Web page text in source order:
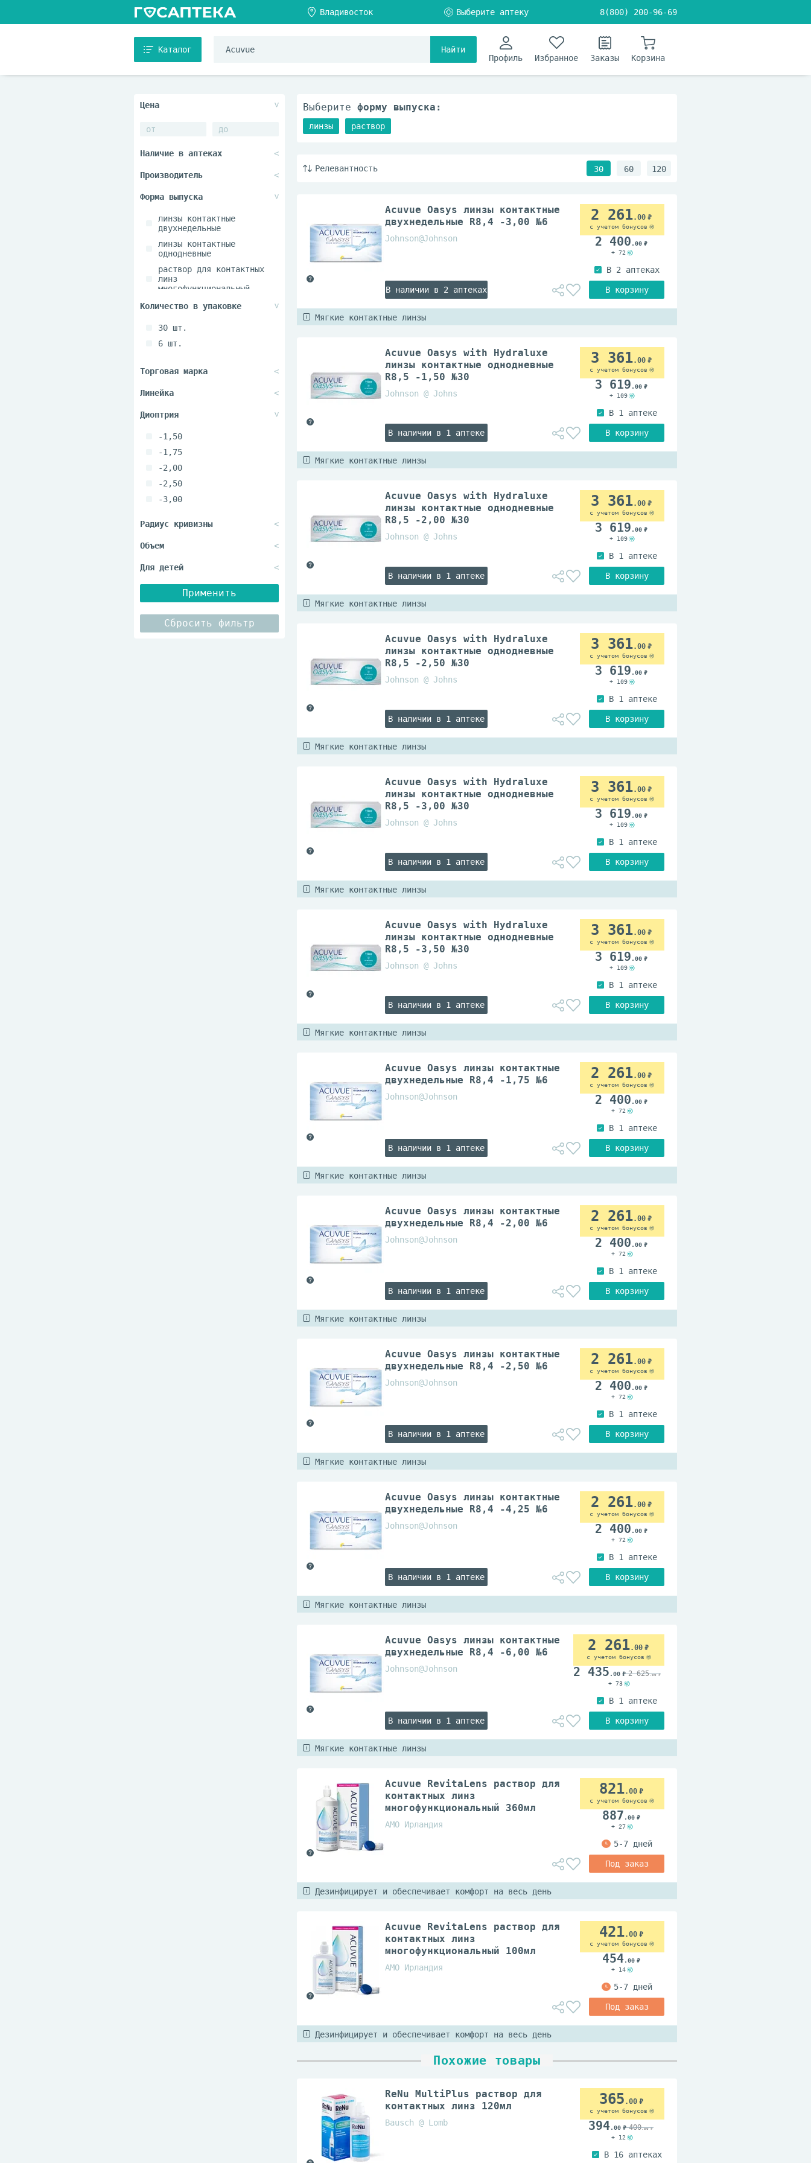
8(800) 200-96-69
Каталог
Найти
Профиль
Избранное Заказы Корзина
линзы контактные
двухнедельные
линзы контактные
однодневные
раствор для контактных
линз
многофункциональный
30 шт.
6 шт.
-1,50
-1,75
-2,00
-2,50
-3,00
-4,25
-6,00
Применить
Сбросить фильтр
Выберите форму выпуска:
линзы раствор
Релевантность 30 60 120
Acuvue Oasys линзы контактные
двухнедельные R8,4 -3,00 №6
Johnson@Johnson
В наличии в 2 аптеках
2 261.00
с учетом бонусов
2 400 .00
+ 72
Мягкие контактные линзы
Acuvue Oasys with Hydraluxe
линзы контактные однодневные
R8,5 -1,50 №30
Johnson @ Johns
В наличии в 1 аптеке
3 361.00
с учетом бонусов
3 619 .00
+ 109
Мягкие контактные линзы
Acuvue Oasys with Hydraluxe
линзы контактные однодневные
R8,5 -2,00 №30
Johnson @ Johns
В наличии в 1 аптеке
3 361.00
с учетом бонусов
3 619 .00
+ 109
Мягкие контактные линзы
Acuvue Oasys with Hydraluxe
линзы контактные однодневные
R8,5 -2,50 №30
Johnson @ Johns
В наличии в 1 аптеке
3 361.00
с учетом бонусов
3 619 .00
+ 109
Мягкие контактные линзы
Acuvue Oasys with Hydraluxe
линзы контактные однодневные
R8,5 -3,00 №30
Johnson @ Johns
В наличии в 1 аптеке
3 361.00
с учетом бонусов
3 619 .00
+ 109
Мягкие контактные линзы
Acuvue Oasys with Hydraluxe
линзы контактные однодневные
R8,5 -3,50 №30
Johnson @ Johns
В наличии в 1 аптеке
3 361.00
с учетом бонусов
3 619 .00
+ 109
Мягкие контактные линзы
Acuvue Oasys линзы контактные
двухнедельные R8,4 -1,75 №6
Johnson@Johnson
В наличии в 1 аптеке
2 261.00
с учетом бонусов
2 400 .00
+ 72
Мягкие контактные линзы
Acuvue Oasys линзы контактные
двухнедельные R8,4 -2,00 №6
Johnson@Johnson
В наличии в 1 аптеке
2 261.00
с учетом бонусов
2 400 .00
+ 72
Мягкие контактные линзы
Acuvue Oasys линзы контактные
двухнедельные R8,4 -2,50 №6
Johnson@Johnson
В наличии в 1 аптеке
2 261.00
с учетом бонусов
2 400 .00
+ 72
Мягкие контактные линзы
Acuvue Oasys линзы контактные
двухнедельные R8,4 -4,25 №6
Johnson@Johnson
В наличии в 1 аптеке
2 261.00
с учетом бонусов
2 400 .00
+ 72
Мягкие контактные линзы
Acuvue Oasys линзы контактные
двухнедельные R8,4 -6,00 №6
Johnson@Johnson
В наличии в 1 аптеке
2 261.00
с учетом бонусов
2 435 .00 2 625.00
+ 73
Мягкие контактные линзы
Acuvue RevitaLens раствор для
контактных линз
многофункциональный 360мл
AMO Ирландия
821.00
с учетом бонусов
887 .00
+ 27
Дезинфицирует и обеспечивает комфорт на весь день
Acuvue RevitaLens раствор для
контактных линз
многофункциональный 100мл
AMO Ирландия
421.00
с учетом бонусов
454.00
+ 14
Дезинфицирует и обеспечивает комфорт на весь день
Похожие товары
ReNu MultiPlus раствор для
контактных линз 120мл
Bausch @ Lomb
365 .00
с учетом бонусов
394.00 400.00
+ 12